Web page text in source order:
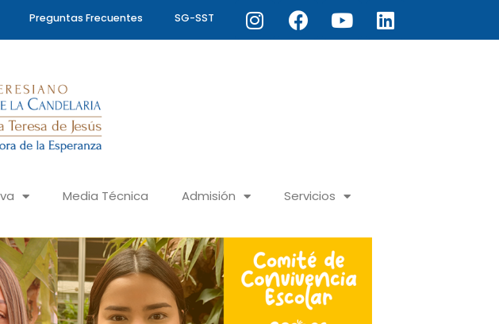
Preguntas Frecuentes SG-SST Instagram
Facebook
YoutubeLinkedin
Media Técnica Admisión Servicios